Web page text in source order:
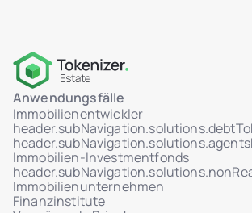
Anwendungsfälle
Immobilienentwickler
Immobilien-Investmentfonds
Immobilienunternehmen
Finanzinstitute